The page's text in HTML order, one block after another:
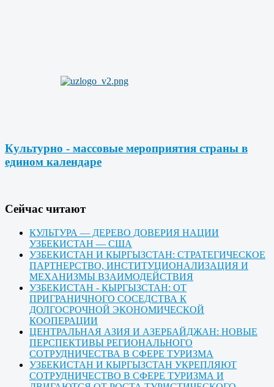
Культурно - массовые мероприятия страны в
едином календаре
Cейчас читают
КУЛЬТУРА — ДЕРЕВО ДОВЕРИЯ НАЦИИ
УЗБЕКИСТАН — США
УЗБЕКИСТАН И КЫРГЫЗСТАН: СТРАТЕГИЧЕСКОЕ
ПАРТНЕРСТВО, ИНСТИТУЦИОНАЛИЗАЦИЯ И
МЕХАНИЗМЫ ВЗАИМОДЕЙСТВИЯ
УЗБЕКИСТАН - КЫРГЫЗСТАН: ОТ
ПРИГРАНИЧНОГО СОСЕДСТВА К
ДОЛГОСРОЧНОЙ ЭКОНОМИЧЕСКОЙ
КООПЕРАЦИИ
ЦЕНТРАЛЬНАЯ АЗИЯ И АЗЕРБАЙДЖАН: НОВЫЕ
ПЕРСПЕКТИВЫ РЕГИОНАЛЬНОГО
СОТРУДНИЧЕСТВА В СФЕРЕ ТУРИЗМА
УЗБЕКИСТАН И КЫРГЫЗСТАН УКРЕПЛЯЮТ
СОТРУДНИЧЕСТВО В СФЕРЕ ТУРИЗМА И